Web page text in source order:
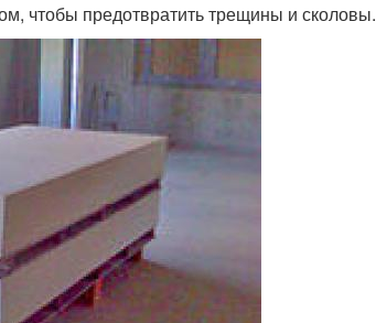
чтобы предотвратить трещины и сколовы.